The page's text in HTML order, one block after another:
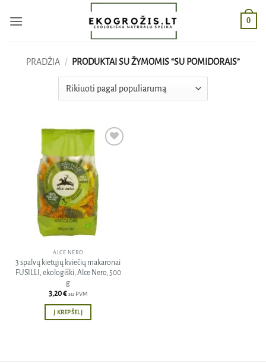
0
PRADŽIA / PRODUKTAI SU ŽYMOMIS “SU POMIDORAIS”
ALCE NERO
3 spalvų kietųjų kviečių makaronai
FUSILLI, ekologiški, Alce Nero, 500
g
3,20€ su PVM
Į KREPŠELĮ